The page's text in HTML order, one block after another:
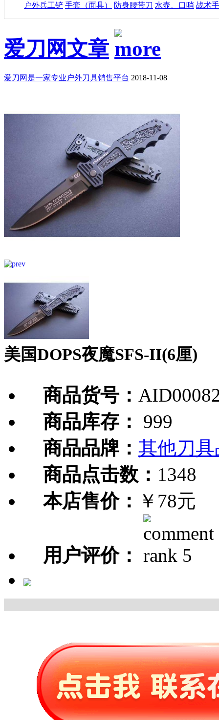
户外兵工铲 手套（面具） 防身腰带刀 水壶、口哨 战术
爱刀网文章
爱刀网是一家专业户外刀具销售平台 2018-11-08
美国DOPS夜魔SFS-II(6厘)
商品货号：
商品库存：
999
商品品牌： 其他刀
商品点击数： 1348
本店售价： ￥78元
用户评价：